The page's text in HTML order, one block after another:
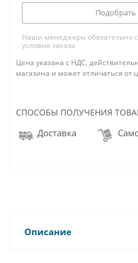
Подобрать
Наши менеджеры обязательно
условия заказа
Цена указана с НДС,
магазина и может отличаться от
СПОСОБЫ ПОЛУЧЕНИЯ
Доставка
Описание